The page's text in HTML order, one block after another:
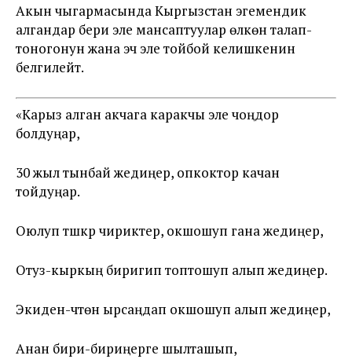
Акын чыгармасында Кыргызстан эгемендик
алгандар бери эле мансаптуулар өлкөнү талап-
тоногонун жана эч эле тойбой келишкенин
белгилейт.
«Карыз алган акчага каракчы эле чоңдор
болдуңар,
30 жыл тынбай жедиңер, опкоктор качан
тойдуңар.
Оюлуп түшкүр чириктер, окшошуп гана жедиңер,
Отуз-кыркың биригип топтошуп алып жедиңер.
Экиден-үчтөн ырсаңдап окшошуп алып жедиңер,
Анан бири-бириңерге шылташып,